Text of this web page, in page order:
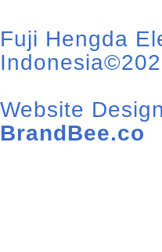
Fuji Hengda
Website
BrandBee.co